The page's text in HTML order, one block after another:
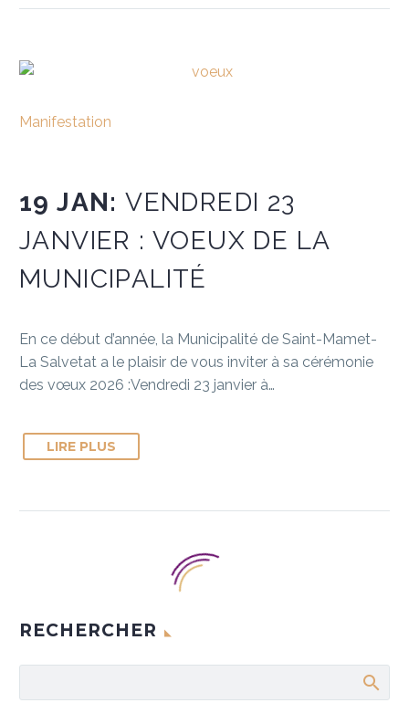
RECHERCHER
Manifestation
19 JAN:VENDREDI 23
JANVIER : VOEUX DE LA
MUNICIPALITÉ
En ce début d’année, la Municipalité de Saint-Mamet-
La Salvetat a le plaisir de vous inviter à sa cérémonie
des vœux 2026 :Vendredi 23 janvier à…
LIRE PLUS